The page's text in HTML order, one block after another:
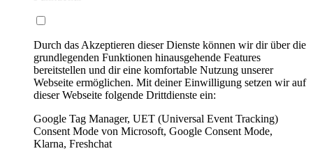
Durch das Akzeptieren dieser Dienste können wir dir über die
grundlegenden Funktionen hinausgehende Features
bereitstellen und dir eine komfortable Nutzung unserer
Webseite ermöglichen. Mit deiner Einwilligung setzen wir auf
dieser Webseite folgende Drittdienste ein:
Google Tag Manager, UET (Universal Event Tracking)
Consent Mode von Microsoft, Google Consent Mode,
Klarna, Freshchat